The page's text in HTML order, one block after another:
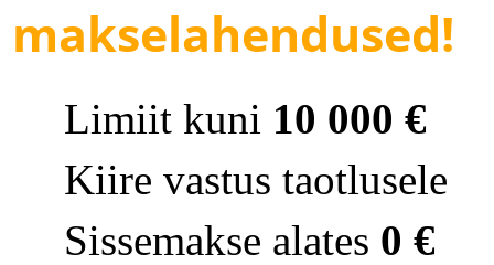
makselahendused!
Limiit kuni 10 000 €
Kiire vastus taotlusele
Sissemakse alates 0 €